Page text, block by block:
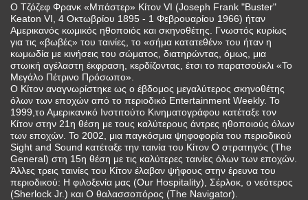
Ο Τζόζεφ Φρανκ «Μπάστερ» Κίτον VI (Joseph Frank "Buster"
Keaton VI, 4 Οκτωβρίου 1895 - 1 Φεβρουαρίου 1966) ήταν
Αμερικανός κωμικός ηθοποιός και σκηνοθέτης. Γνωστός κυρίως
για τις «βωβές» του ταινίες, το «σήμα κατατεθέν» του ήταν η
κωμωδία με κινήσεις του σώματος, διατηρώντας, όμως, μια
στωική αγέλαστη έκφραση, κερδίζοντας, έτσι το παρατσούκλι «Το
Μεγάλο Πέτρινο Πρόσωπο».
Ο Κίτον αναγνωρίστηκε ως ο έβδομος μεγαλύτερος σκηνοθέτης
όλων των εποχών από το περιοδικό Entertainment Weekly. Το
1999,το Αμερικανικό Ινστιτούτο Κινηματογράφου κατέταξε τον
Κίτον στην 21η θέση με τους καλύτερους άντρες ηθοποιούς όλων
των εποχών. Το 2002, μια παγκόσμια ψηφοφορία του περιοδικού
Sight and Sound κατέταξε την ταινία του Κίτον Ο στρατηγός (The
General) στη 15η θέση με τις καλύτερες ταινίες όλων των εποχών.
Άλλες τρεις ταινίες του Κίτον έλαβαν ψήφους στην έρευνα του
περιοδικού: Η φιλοξενία μας (Our Hospitality), Σέρλοκ, ο νεότερος
(Sherlock Jr.) και Ο θαλασσοπόρος (The Navigator).